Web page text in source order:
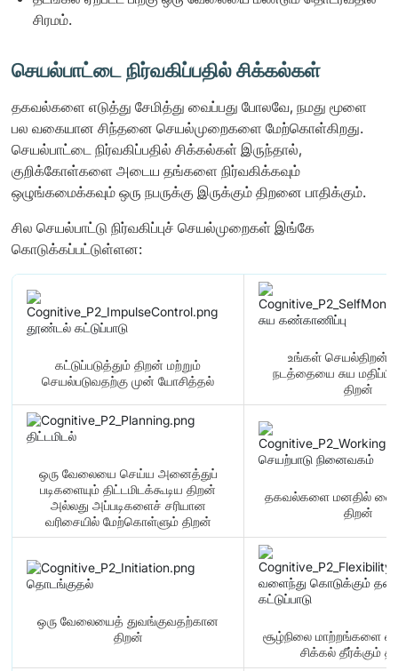
சிரமம்.
செயல்பாட்டை நிர்வகிப்பதில் சிக்கல்கள்
தகவல்களை எடுத்து சேமித்து வைப்பது போலவே, நமது மூளை
பல வகையான சிந்தனை செயல்முறைகளை மேற்கொள்கிறது.
செயல்பாட்டை நிர்வகிப்பதில் சிக்கல்கள் இருந்தால்,
குறிக்கோள்களை அடைய தங்களை நிர்வகிக்கவும்
ஒழுங்கமைக்கவும் ஒரு நபருக்கு இருக்கும் திறனை பாதிக்கும்.
சில செயல்பாட்டு நிர்வகிப்புச் செயல்முறைகள் இங்கே
கொடுக்கப்பட்டுள்ளன:
தூண்டல் கட்டுப்பாடு
கட்டுப்படுத்தும் திறன் மற்றும்
செயல்படுவதற்கு முன் யோசித்தல்
சுய கண்காணிப்பு
உங்கள் செயல்திறன்
நடத்தையை சுய
திறன்
திட்டமிடல்
ஒரு வேலையை செய்ய அனைத்துப்
படிகளையும் திட்டமிடக்கூடிய திறன்
அல்லது அப்படிகளைச் சரியான
வரிசையில் மேற்கொள்ளும் திறன்
செயற்பாடு நினைவகம்
தகவல்களை மனதில்
திறன்
தொடங்குதல்
ஒரு வேலையைத் துவங்குவதற்கான
திறன்
வளைந்து கொடுக்கும்
கட்டுப்பாடு
சூழ்நிலை மாற்றங்களை
சிக்கல் தீர்க்கும்